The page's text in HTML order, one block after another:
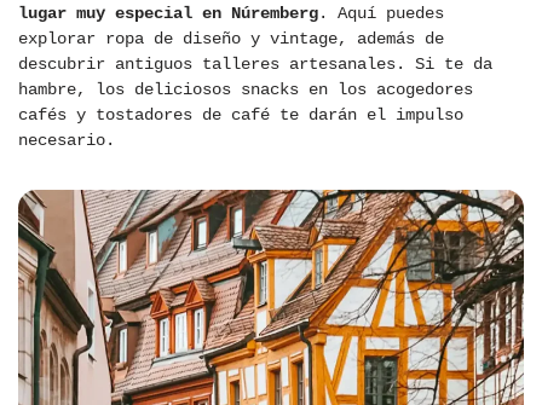
lugar muy especial en Núremberg. Aquí puedes
explorar ropa de diseño y vintage, además de
descubrir antiguos talleres artesanales. Si te da
hambre, los deliciosos snacks en los acogedores
cafés y tostadores de café te darán el impulso
necesario.